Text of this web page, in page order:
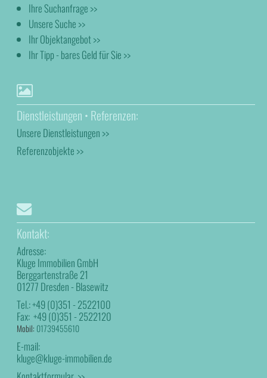
Ihre Suchanfrage >>
Unsere Suche >>
Ihr Objektangebot >>
Ihr Tipp - bares Geld für Sie >>
Dienstleistungen • Referenzen:
Unsere Dienstleistungen >>
Referenzobjekte >>
Kontakt:
Adresse:
Kluge Immobilien GmbH
Berggartenstraße 21
01277 Dresden - Blasewitz
Tel.:+49 (0)351 - 2522100
Fax:+49 (0)351 - 2522120
Mobil: 01739455610
E-mail:
kluge@kluge-immobilien.de